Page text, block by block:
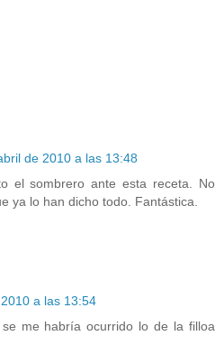
de 2010 a las 13:48
el sombrero ante esta receta. No
ya lo han dicho todo. Fantástica.
a las 13:54
me habría ocurrido lo de la filloa